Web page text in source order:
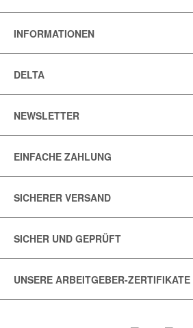
INFORMATIONEN
DELTA
NEWSLETTER
EINFACHE ZAHLUNG
SICHERER VERSAND
SICHER UND GEPRÜFT
UNSERE ARBEITGEBER-ZERTIFIKATE